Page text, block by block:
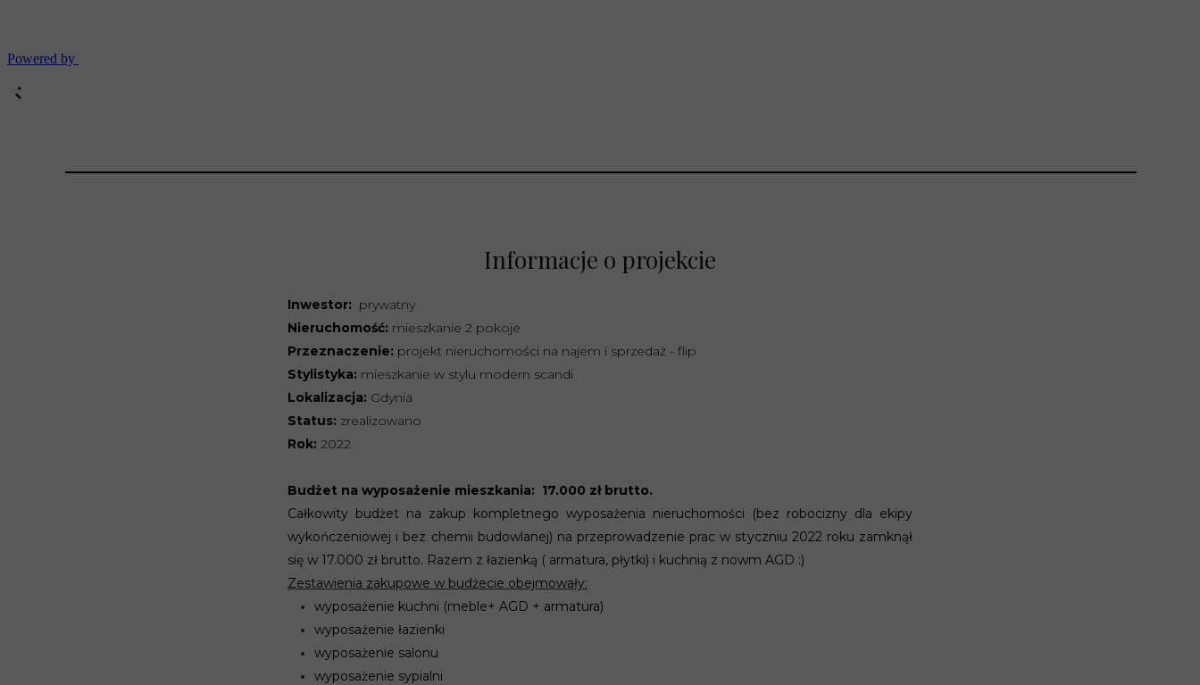
Informacje o projekcie
Inwestor: prywatny
Nieruchomość: mieszkanie 2 pokoje
Przeznaczenie: projekt nieruchomości na najem i sprzedaż - flip
Stylistyka: mieszkanie w stylu modern scandi
Lokalizacja: Gdynia
Status: zrealizowano
Rok: 2022
Budżet na wyposażenie mieszkania: 17.000 zł brutto.
Całkowity budżet na zakup kompletnego wyposażenia nieruchomości (bez robocizny dla ekipy
wykończeniowej i bez chemii budowlanej) na przeprowadzenie prac w styczniu 2022 roku zamknął
się w 17.000 zł brutto. Razem z łazienką ( armatura, płytki) i kuchnią z nowm AGD :)
Zestawienia zakupowe w budżecie obejmowały:
wyposażenie kuchni (meble+ AGD + armatura)
wyposażenie łazienki
wyposażenie salonu
wyposażenie sypialni